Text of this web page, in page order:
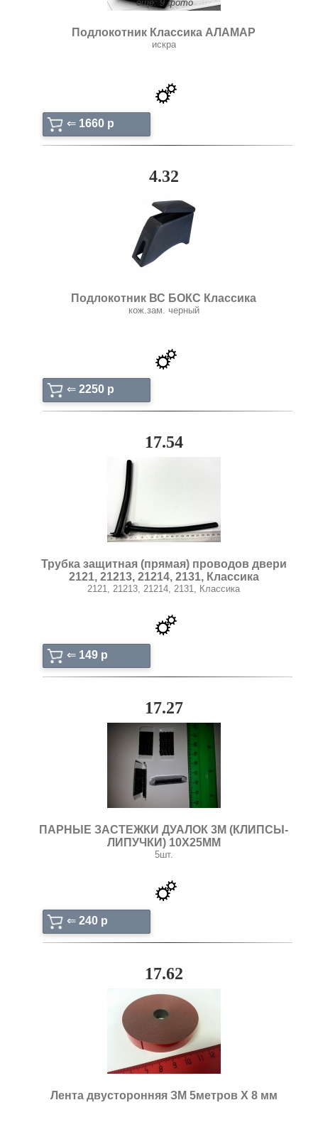
ещё: 9 фото
Подлокотник Классика АЛАМАР
искра
⇐ 1660 p
4.32
Подлокотник ВС БОКС Классика
кож.зам. черный
⇐ 2250 p
17.54
Трубка защитная (прямая) проводов двери
2121, 21213, 21214, 2131, Классика
2121, 21213, 21214, 2131, Классика
⇐ 149 p
17.27
ПАРНЫЕ ЗАСТЕЖКИ ДУАЛОК 3М (КЛИПСЫ-
ЛИПУЧКИ) 10Х25ММ
5шт.
⇐ 240 p
17.62
Лента двусторонняя ЗМ 5метров Х 8 мм